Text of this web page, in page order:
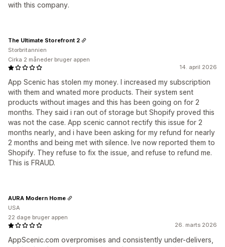
with this company.
14. april 2026
App Scenic has stolen my money. I increased my subscription
with them and wnated more products. Their system sent
products without images and this has been going on for 2
months. They said i ran out of storage but Shopify proved this
was not the case. App scenic cannot rectify this issue for 2
months nearly, and i have been asking for my refund for nearly
2 months and being met with silence. Ive now reported them to
Shopify. They refuse to fix the issue, and refuse to refund me.
This is FRAUD.
The Ultimate Storefront 2
Storbritannien
Cirka 2 måneder bruger appen
26. marts 2026
AppScenic.com overpromises and consistently under-delivers,
AURA Modern Home
USA
22 dage bruger appen